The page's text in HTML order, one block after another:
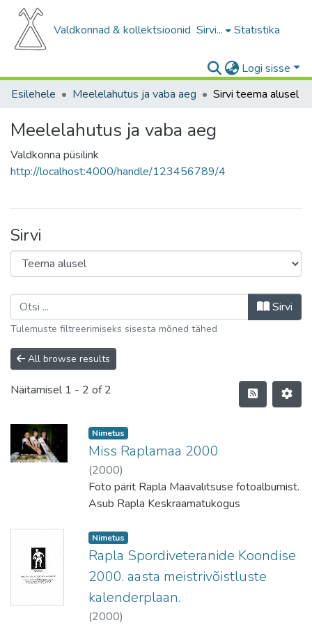
Valdkonnad & kollektsioonid Sirvi... Statistika
Logi sisse
Esilehele
Meelelahutus ja vaba aeg Sirvi teema alusel
Meelelahutus ja vaba aeg
Valdkonna püsilink
http://localhost:4000/handle/123456789/4
Sirvi
Sirvi
Tulemuste filtreerimiseks sisesta mõned tähed
All browse results
Näitamisel 1 - 2 of 2
Nimetus
Miss Raplamaa 2000
(2000)
Foto pärit Rapla Maavalitsuse fotoalbumist.
Asub Rapla Keskraamatukogus
Nimetus
Rapla Spordiveteranide Koondise
2000. aasta meistrivõistluste
kalenderplaan.
(2000)